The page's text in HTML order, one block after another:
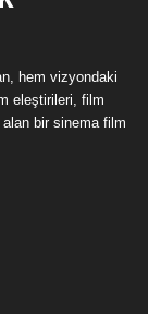
hem vizyondaki
eleştirileri, film
bir sinema film